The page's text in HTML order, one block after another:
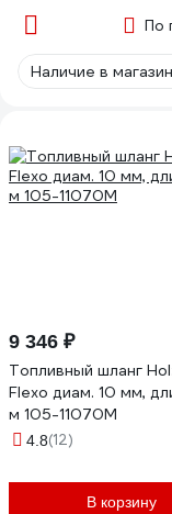
По
Наличие в
9 346 ₽
Топливный шланг
Flexo диам. 10 мм,
м 105-11070M
4.8(12)
В корзину